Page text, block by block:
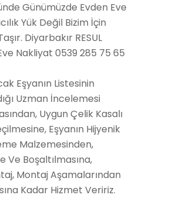
Günümüzde Evden Eve
Yük Değil Bizim İçin
Diyarbakır RESUL
Nakliyat 0539 285 75 65
Eşyanın Listesinin
Uzman İncelemesi
Uygun Çelik Kasalı
Eşyanın Hijyenik
Malzemesinden,
Ve Boşaltılmasına,
Montaj Aşamalarından
Kadar Hizmet Veririz.